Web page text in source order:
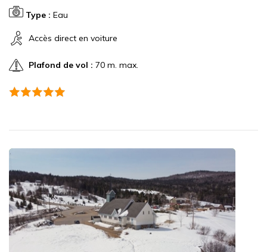
Type : Eau
Accès direct en voiture
Plafond de vol : 70 m. max.